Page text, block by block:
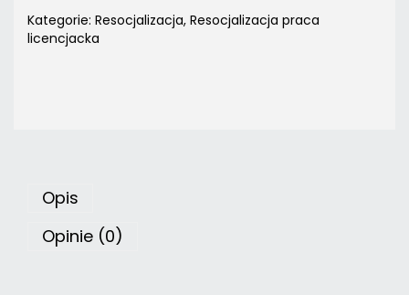
Kategorie: Resocjalizacja, Resocjalizacja praca
licencjacka
Opis
Opinie (0)